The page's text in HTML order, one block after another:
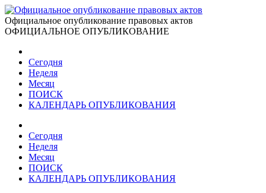
Официальное опубликование правовых актов
ОФИЦИАЛЬНОЕ ОПУБЛИКОВАНИЕ
Сегодня
Неделя
Месяц
ПОИСК
КАЛЕНДАРЬ ОПУБЛИКОВАНИЯ
Сегодня
Неделя
Месяц
ПОИСК
КАЛЕНДАРЬ ОПУБЛИКОВАНИЯ